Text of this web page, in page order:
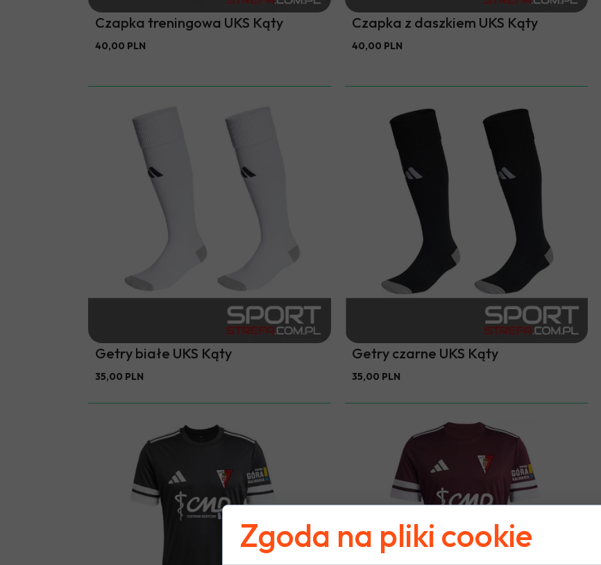
Czapka treningowa UKS Kąty
40,00 PLN
Czapka z daszkiem UKS Kąty
40,00 PLN
Getry białe UKS Kąty
35,00 PLN
Getry czarne UKS Kąty
35,00 PLN
Zgoda na pliki cookie